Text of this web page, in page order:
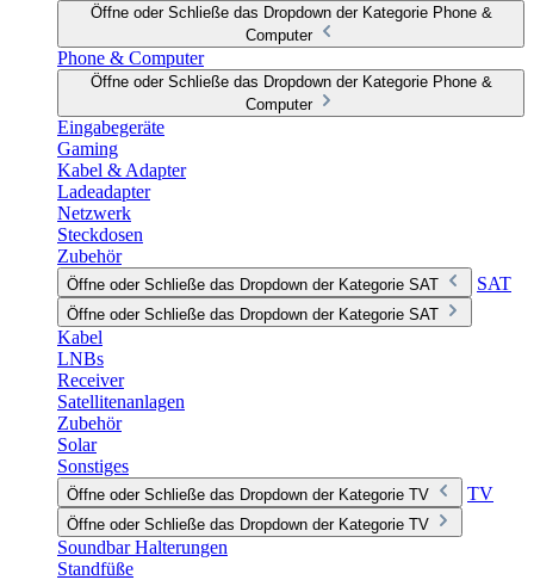
Öffne oder Schließe das Dropdown der Kategorie Phone &
Computer
Phone & Computer
Öffne oder Schließe das Dropdown der Kategorie Phone &
Computer
Eingabegeräte
Gaming
Kabel & Adapter
Ladeadapter
Netzwerk
Steckdosen
Zubehör
Öffne oder Schließe das Dropdown der Kategorie SAT SAT
Öffne oder Schließe das Dropdown der Kategorie SAT
Kabel
LNBs
Receiver
Satellitenanlagen
Zubehör
Solar
Sonstiges
Öffne oder Schließe das Dropdown der Kategorie TV TV
Öffne oder Schließe das Dropdown der Kategorie TV
Soundbar Halterungen
Standfüße